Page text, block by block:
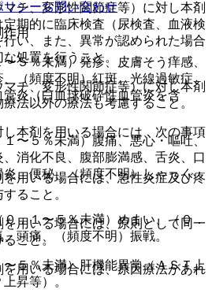
チ、変形性関節症等）に対し本剤
期的に臨床検査（尿検査、血液検
い、また、異常が認められた場合
処置を行うこと。
チ、変形性関節症等）に対し本剤
法以外の療法も考慮すること。
本剤を用いる場合には、次の事項
用いる場合には、急性炎症及び疼
ること。
用いる場合には、原則として同一
こと。
用いる場合には、原因療法があれ
用
５％未満）発疹、皮膚そう痒感、
、（頻度不明）紅斑、光線過敏症、
炎（白血球破砕性血管炎を含
〜５％未満）腹痛、悪心・嘔吐、
消化不良、腹部膨満感、舌炎、口
、便秘、（頻度不明）しゃっく
．１〜５％未満）めまい、（０．
頭痛、（頻度不明）振戦。
５％未満）肝機能異常（ＡＳＴ上
昇等）。
リシーお問い合わせ